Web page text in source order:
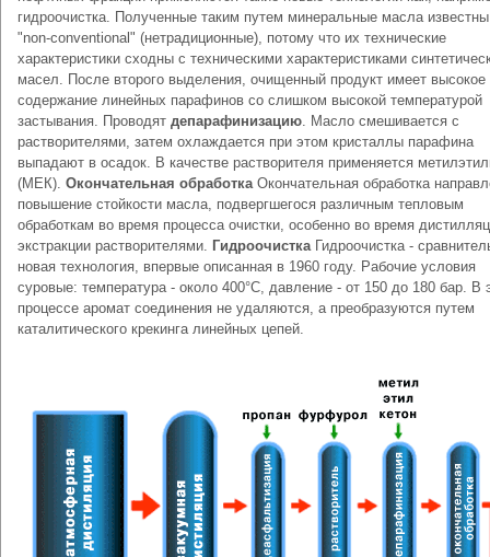
гидроочистка. Полученные таким путем минеральные масла известны
"non-conventional" (нетрадиционные), потому что их технические
характеристики сходны с техническими характеристиками
масел. После второго выделения, очищенный продукт имеет высокое
содержание линейных парафинов со слишком высокой температурой
застывания. Проводят депарафинизацию. Масло смешивается с
растворителями, затем охлаждается при этом кристаллы парафина
выпадают в осадок. В качестве растворителя применяется
(МЕК). Окончательная обработкаОкончательная обработка
повышение стойкости масла, подвергшегося различным тепловым
обработкам во время процесса очистки, особенно во время
экстракции растворителями. ГидроочисткаГидроочистка -
новая технология, впервые описанная в 1960 году. Рабочие условия
суровые: температура - около 400°C, давление - от 150 до 180 бар. В
процессе аромат соединения не удаляются, а преобразуются путем
каталитического крекинга линейных цепей.